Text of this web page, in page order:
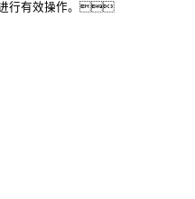
进行有效操作。